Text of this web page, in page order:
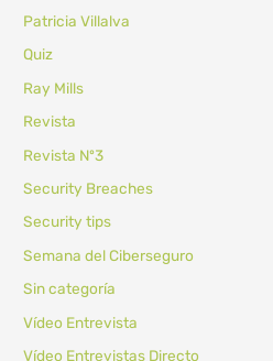
Patricia Villalva
Quiz
Ray Mills
Revista
Revista Nº3
Security Breaches
Security tips
Semana del Ciberseguro
Sin categoría
Vídeo Entrevista
Vídeo Entrevistas Directo